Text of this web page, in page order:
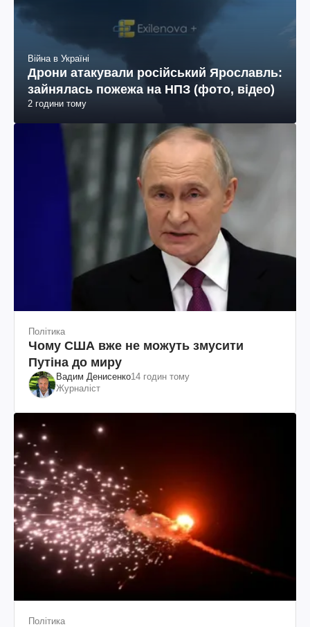
Війна в Україні
Дрони атакували російський Ярославль:
зайнялась пожежа на НПЗ (фото, відео)
2 години тому
Політика
Чому США вже не можуть змусити
Путіна до миру
Вадим Денисенко14 годин тому
Журналіст
Політика